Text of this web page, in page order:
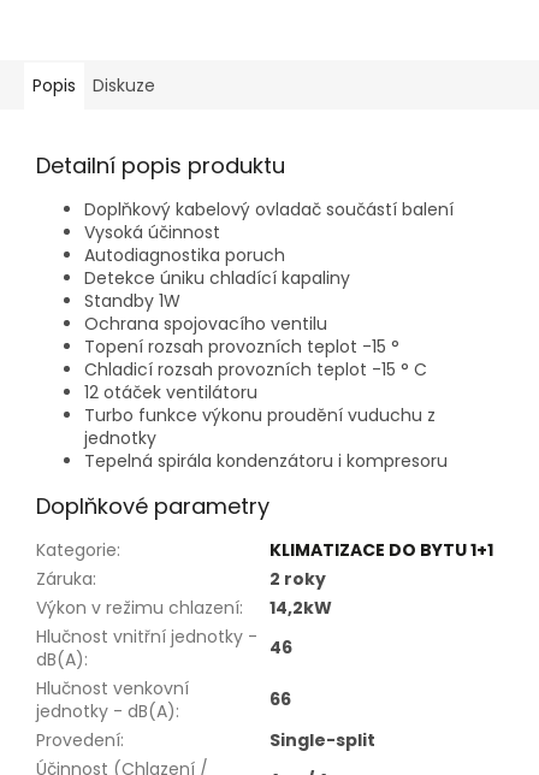
Popis Diskuze
Detailní popis produktu
Doplňkový kabelový ovladač součástí balení
Vysoká účinnost
Autodiagnostika poruch
Detekce úniku chladící kapaliny
Standby 1W
Ochrana spojovacího ventilu
Topení rozsah provozních teplot -15 °
Chladicí rozsah provozních teplot -15 ° C
12 otáček ventilátoru
Turbo funkce výkonu proudění vuduchu z
jednotky
Tepelná spirála kondenzátoru i kompresoru
Doplňkové parametry
Kategorie:
KLIMATIZACE DO BYTU 1+1
Záruka:
2 roky
Výkon v režimu chlazení:
14,2kW
Hlučnost vnitřní jednotky -
dB(A):
46
Hlučnost venkovní
jednotky - dB(A):
66
Provedení:
Single-split
Účinnost (Chlazení /